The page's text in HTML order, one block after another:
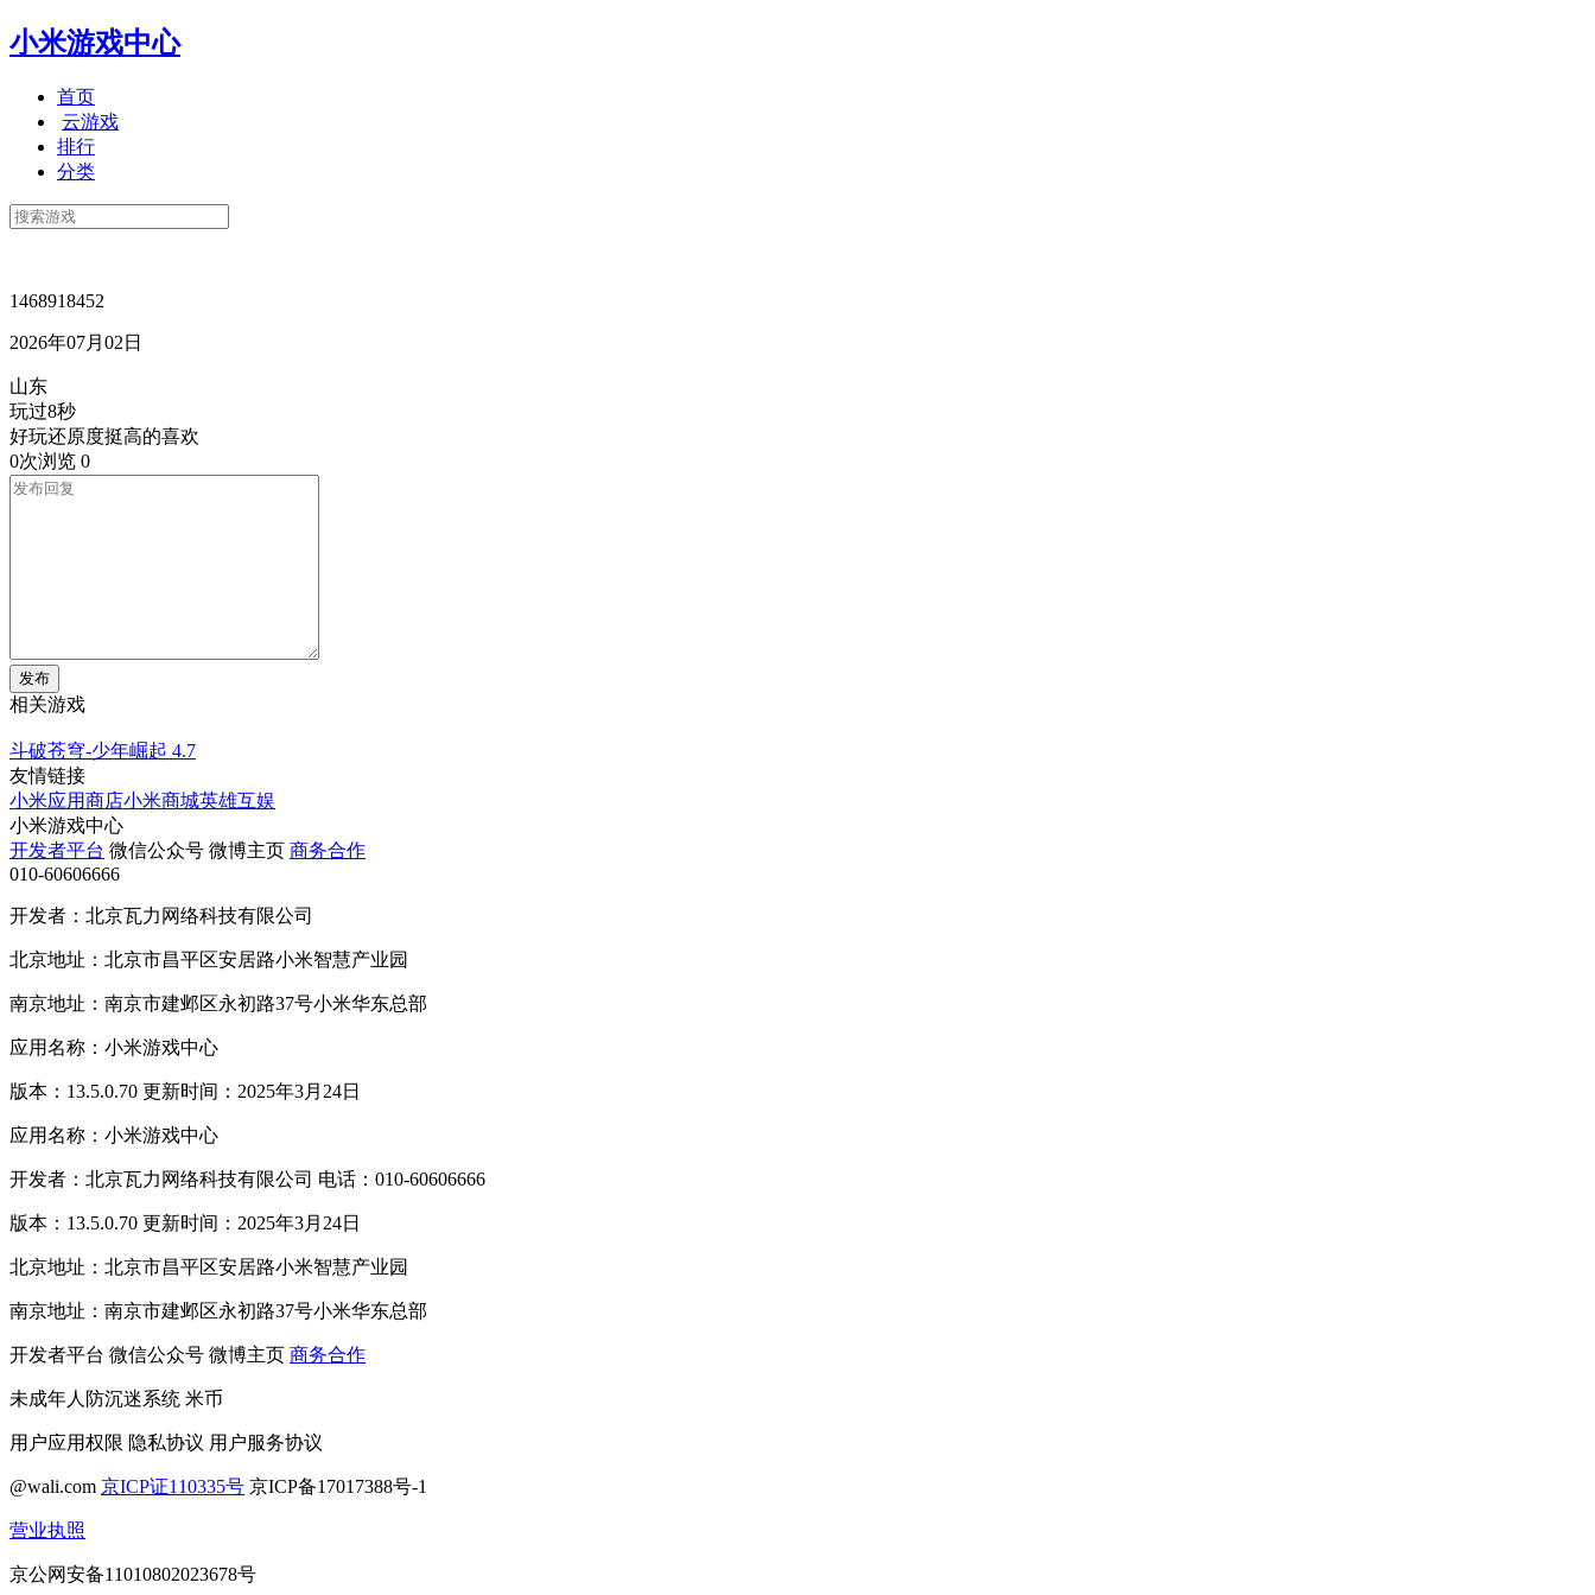
小米游戏中心
首页
云游戏
排行
分类
1468918452
2026年07月02日
山东
玩过8秒
好玩还原度挺高的喜欢
0次浏览 0
发布
相关游戏
斗破苍穹-少年崛起 4.7
友情链接
小米应用商店小米商城英雄互娱
小米游戏中心
开发者平台 微信公众号 微博主页 商务合作
010-60606666
开发者：北京瓦力网络科技有限公司
北京地址：北京市昌平区安居路小米智慧产业园
南京地址：南京市建邺区永初路37号小米华东总部
应用名称：小米游戏中心
版本：13.5.0.70 更新时间：2025年3月24日
应用名称：小米游戏中心
开发者：北京瓦力网络科技有限公司 电话：010-60606666
版本：13.5.0.70 更新时间：2025年3月24日
北京地址：北京市昌平区安居路小米智慧产业园
南京地址：南京市建邺区永初路37号小米华东总部
开发者平台 微信公众号 微博主页 商务合作
未成年人防沉迷系统 米币
用户应用权限 隐私协议 用户服务协议
@wali.com 京ICP证110335号 京ICP备17017388号-1
营业执照
京公网安备11010802023678号